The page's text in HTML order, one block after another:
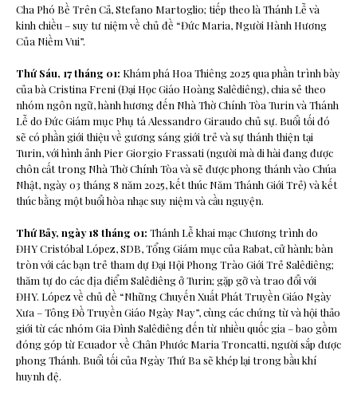
Cha Phó Bề Trên Cả, Stefano Martoglio; tiếp theo là Thánh Lễ và
kinh chiều – suy tư niệm về chủ đề “Đức Maria, Người Hành Hương
Của Niềm Vui”.
Thứ Sáu, 17 tháng 01: Khám phá Hoa Thiêng 2025 qua phần trình bày
của bà Cristina Freni (Đại Học Giáo Hoàng Salêdiêng), chia sẻ theo
nhóm ngôn ngữ, hành hương đến Nhà Thờ Chính Tòa Turin và Thánh
Lễ do Đức Giám mục Phụ tá Alessandro Giraudo chủ sự. Buổi tối đó
sẽ có phần giới thiệu về gương sáng giới trẻ và sự thánh thiện tại
Turin, với hình ảnh Pier Giorgio Frassati (người mà di hài đang được
chôn cất trong Nhà Thờ Chính Tòa và sẽ được phong thánh vào Chúa
Nhật, ngày 03 tháng 8 năm 2025, kết thúc Năm Thánh Giới Trẻ) và kết
thúc bằng một buổi hòa nhạc suy niệm và cầu nguyện.
Thứ Bảy, ngày 18 tháng 01: Thánh Lễ khai mạc Chương trình do
ĐHY Cristóbal López, SDB, Tổng Giám mục của Rabat, cử hành; bàn
tròn với các bạn trẻ tham dự Đại Hội Phong Trào Giới Trẻ Salêdiêng;
thăm tự do các địa điểm Salêdiêng ở Turin; gặp gỡ và trao đổi với
ĐHY. López về chủ đề “Những Chuyến Xuất Phát Truyền Giáo Ngày
Xưa – Tông Đồ Truyền Giáo Ngày Nay”, cùng các chứng từ và hội thảo
giới từ các nhóm Gia Đình Salêdiêng đến từ nhiều quốc gia – bao gồm
đóng góp từ Ecuador về Chân Phước Maria Troncatti, người sắp được
phong Thánh. Buổi tối của Ngày Thứ Ba sẽ khép lại trong bầu khí
huynh đệ.